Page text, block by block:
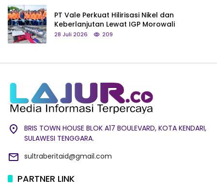
PT Vale Perkuat Hilirisasi Nikel dan
Keberlanjutan Lewat IGP Morowali
28 Juli 2026 209
BRIS TOWN HOUSE BLOK A17 BOULEVARD, KOTA KENDARI,
SULAWESI TENGGARA.
sultraberitaid@gmail.com
PARTNER LINK